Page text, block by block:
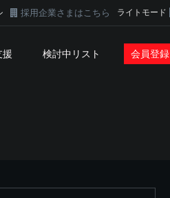
採用企業さまはこちら ライトモード
援 検討中リスト 会員登録